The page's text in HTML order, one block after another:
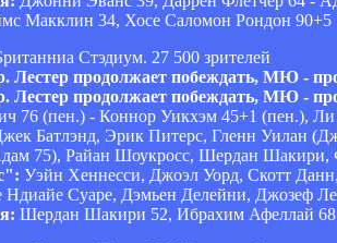
Макклин 34, Хосе Саломон Рондон 90+5
Стэдиум. 27 500 зрителей
76 (пен.) - Коннор Уикхэм 45+1 (пен.),
Батлэнд, Эрик Питерс, Гленн Уилан
75), Райан Шоукросс, Шердан
Уэйн Хеннесси, Джоэл Уорд, Скотт
Суаре, Дэмьен Делейни, Джозеф
Шердан Шакири 52, Ибрахим Афеллай 68